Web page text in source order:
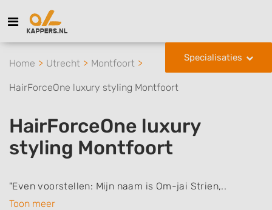
Specialisaties
Home Utrecht Montfoort
HairForceOne luxury styling Montfoort
HairForceOne luxury
styling Montfoort
"Even voorstellen: Mijn naam is Om-jai Strien,..
Toon meer